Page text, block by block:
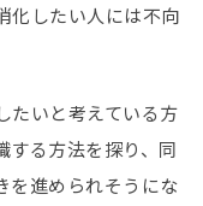
化したい人には不向
たいと考えている方
する方法を探り、同
を進められそうにな